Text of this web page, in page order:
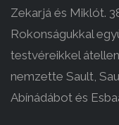
Zekarjá és Miklót.
Rokonságukkal
testvéreikkel
nemzette Sault,
Abínádábot és